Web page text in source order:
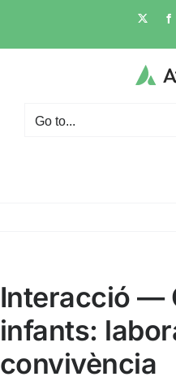
content
X
Go to...
Interacció —
infants:
convivència